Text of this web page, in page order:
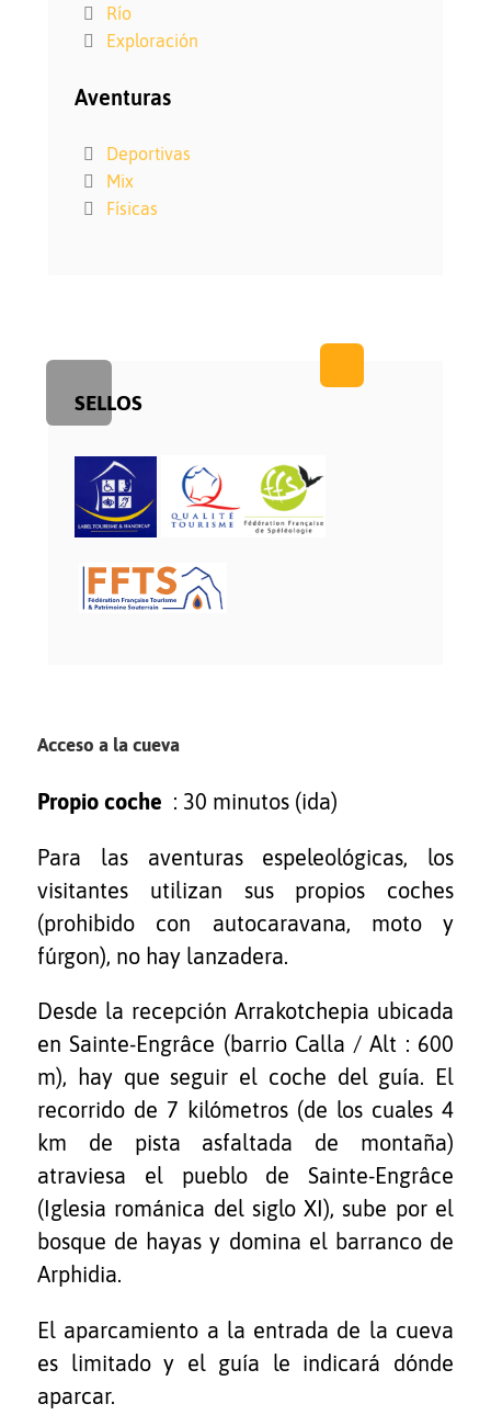
Río
Exploración
Aventuras
Deportivas
Mix
Físicas
SELLOS
Acceso a la cueva
Propio coche : 30 minutos (ida)
Para las aventuras espeleológicas, los
visitantes utilizan sus propios coches
(prohibido con autocaravana, moto y
fúrgon), no hay lanzadera.
Desde la recepción Arrakotchepia ubicada
en Sainte-Engrâce (barrio Calla / Alt : 600
m), hay que seguir el coche del guía. El
recorrido de 7 kilómetros (de los cuales 4
km de pista asfaltada de montaña)
atraviesa el pueblo de Sainte-Engrâce
(Iglesia románica del siglo XI), sube por el
bosque de hayas y domina el barranco de
Arphidia.
El aparcamiento a la entrada de la cueva
es limitado y el guía le indicará dónde
aparcar.